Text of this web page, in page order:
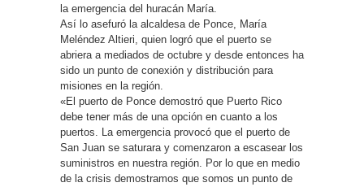
la emergencia del huracán María.
Así lo asefuró la alcaldesa de Ponce, María
Meléndez Altieri, quien logró que el puerto se
abriera a mediados de octubre y desde entonces ha
sido un punto de conexión y distribución para
misiones en la región.
«El puerto de Ponce demostró que Puerto Rico
debe tener más de una opción en cuanto a los
puertos. La emergencia provocó que el puerto de
San Juan se saturara y comenzaron a escasear los
suministros en nuestra región. Por lo que en medio
de la crisis demostramos que somos un punto de